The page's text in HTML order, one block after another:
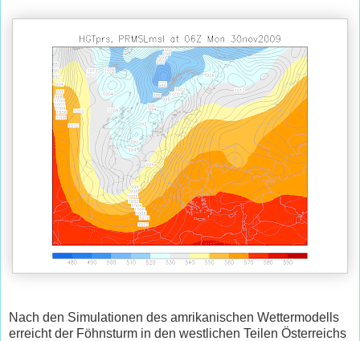
Nach den Simulationen des amrikanischen Wettermodells
erreicht der Föhnsturm in den westlichen Teilen Österreichs